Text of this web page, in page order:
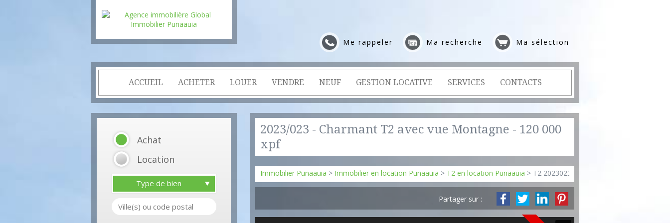
Me rappeler Ma recherche Ma sélection
ACCUEIL ACHETER LOUER VENDRE NEUF GESTION LOCATIVE SERVICES CONTACTS
Achat
Location
Type de bien
2023/023 - Charmant T2 avec vue Montagne - 120 000
xpf
Immobilier Punaauia > Immobilier en location Punaauia > T2 en location Punaauia > T2 2023023
Partager sur :